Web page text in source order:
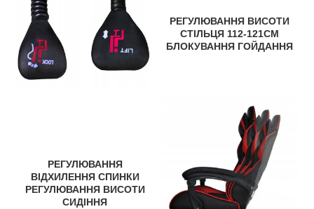
РЕГУЛЮВАННЯ ВИСОТИ
СТІЛЬЦЯ 112-121CM
БЛОКУВАННЯ ГОЙДАННЯ
РЕГУЛЮВАННЯ
ВІДХИЛЕННЯ СПИНКИ
РЕГУЛЮВАННЯ ВИСОТИ
СИДІННЯ